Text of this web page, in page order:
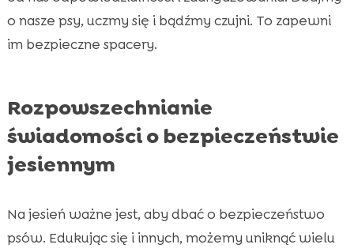
o nasze psy, uczmy się i bądźmy czujni. To zapewni
im bezpieczne spacery.
Rozpowszechnianie
świadomości o bezpieczeństwie
jesiennym
Na jesień ważne jest, aby dbać o bezpieczeństwo
psów. Edukując się i innych, możemy uniknąć wielu